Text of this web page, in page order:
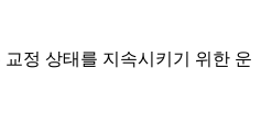
정 상태를 지속시키기 위한 운